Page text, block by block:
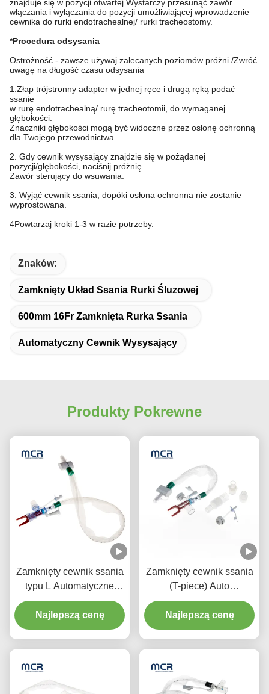
znajduje się w pozycji otwartej.Wystarczy przesunąć zawór
włączania i wyłączania do pozycji umożliwiającej wprowadzenie
cewnika do rurki endotrachealnej/ rurki tracheostomy.
*Procedura odsysania
Ostrożność - zawsze używaj zalecanych poziomów próżni./Zwróć
uwagę na długość czasu odsysania
1.Złap trójstronny adapter w jednej ręce i drugą ręką podać
ssanie
w rurę endotrachealną/ rurę tracheotomii, do wymaganej
głębokości.
Znaczniki głębokości mogą być widoczne przez osłonę ochronną
dla Twojego przewodnictwa.
2. Gdy cewnik wysysający znajdzie się w pożądanej
pozycji/głębokości, naciśnij próżnię
Zawór sterujący do wsuwania.
3. Wyjąć cewnik ssania, dopóki osłona ochronna nie zostanie
wyprostowana.
4Powtarzaj kroki 1-3 w razie potrzeby.
Znaków:
Zamknięty Układ Ssania Rurki Śluzowej
600mm 16Fr Zamknięta Rurka Ssania
Automatyczny Cewnik Wysysający
Produkty Pokrewne
Zamknięty cewnik ssania
typu L Automatyczne
spłukiwanie 10fr 72h
Podwójny obrotowy
łokieć dla szpitala
Najlepszą cenę
Zamknięty cewnik ssania
(T-piece) Auto
spłukiwanie 72H dla
dorosłych
Najlepszą cenę